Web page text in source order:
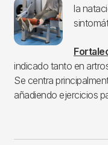
la
indicado tanto en
Se centra
añadiendo ejercicios